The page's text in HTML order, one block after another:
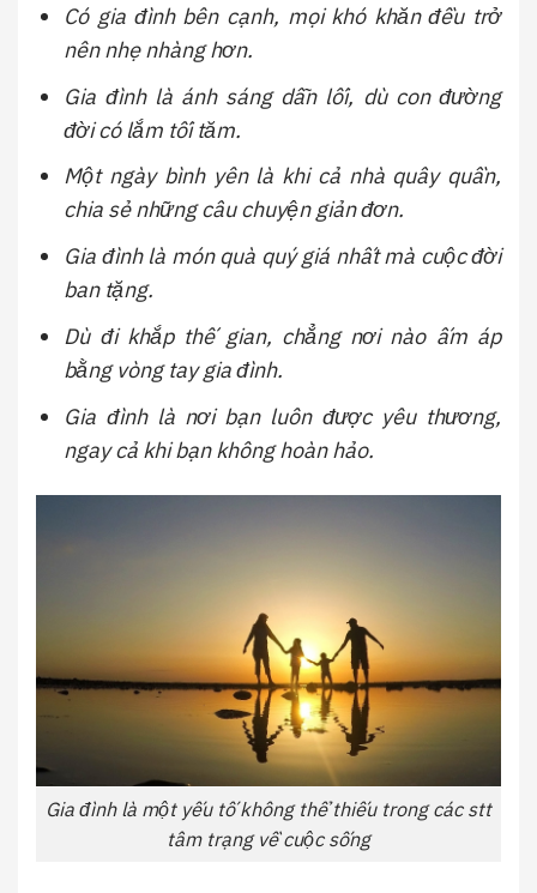
Có gia đình bên cạnh, mọi khó khăn đều trở
nên nhẹ nhàng hơn.
Gia đình là ánh sáng dẫn lối, dù con đường
đời có lắm tối tăm.
Một ngày bình yên là khi cả nhà quây quần,
chia sẻ những câu chuyện giản đơn.
Gia đình là món quà quý giá nhất mà cuộc đời
ban tặng.
Dù đi khắp thế gian, chẳng nơi nào ấm áp
bằng vòng tay gia đình.
Gia đình là nơi bạn luôn được yêu thương,
ngay cả khi bạn không hoàn hảo.
Gia đình là một yếu tố không thể thiếu trong các stt
tâm trạng về cuộc sống